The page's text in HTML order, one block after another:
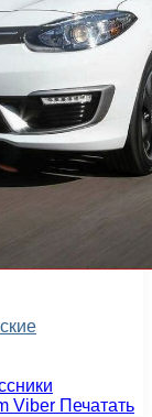
Viber Печатать